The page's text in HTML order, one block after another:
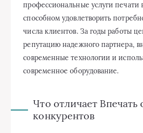
профессиональные услуги печати
способном удовлетворить
числа клиентов. За годы работы
репутацию надежного партнера,
современные технологии и
современное оборудование.
Что отличает Впечать
конкурентов